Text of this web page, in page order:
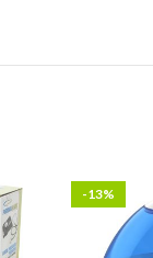
-13%